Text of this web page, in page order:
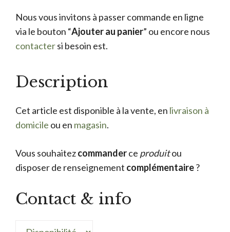
Nous vous invitons à passer commande en ligne
via le bouton “Ajouter au panier” ou encore nous
contactersi besoin est.
Description
Cet article est disponible à la vente, en livraison à
domicile ou en magasin.
Vous souhaitezcommanderce produitou
disposer de renseignement complémentaire?
Contact & info